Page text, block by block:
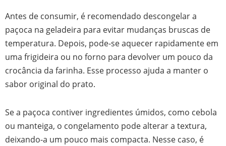
Antes de consumir, é recomendado descongelar a
paçoca na geladeira para evitar mudanças bruscas de
temperatura. Depois, pode-se aquecer rapidamente em
uma frigideira ou no forno para devolver um pouco da
crocância da farinha. Esse processo ajuda a manter o
sabor original do prato.
Se a paçoca contiver ingredientes úmidos, como cebola
ou manteiga, o congelamento pode alterar a textura,
deixando-a um pouco mais compacta. Nesse caso, é